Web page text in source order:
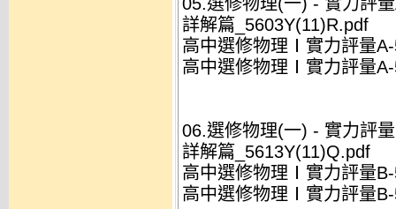
詳解篇_5603Y(11)R.pdf
高中選修物理Ⅰ實力評量
高中選修物理Ⅰ實力評量
06.選修物理(一) - 實力評
詳解篇_5613Y(11)Q.pdf
高中選修物理Ⅰ實力評量
高中選修物理Ⅰ實力評量